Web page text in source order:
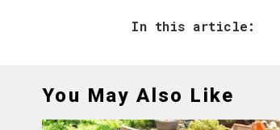
In this article:
You May Also Like